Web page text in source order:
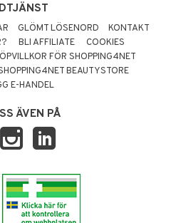
GLÖMT LÖSENORD
KONTAKT
BLI AFFILIATE
COOKIES
FÖR SHOPPING4NET
BEAUTYSTORE
E-HANDEL
ÄVEN PÅ